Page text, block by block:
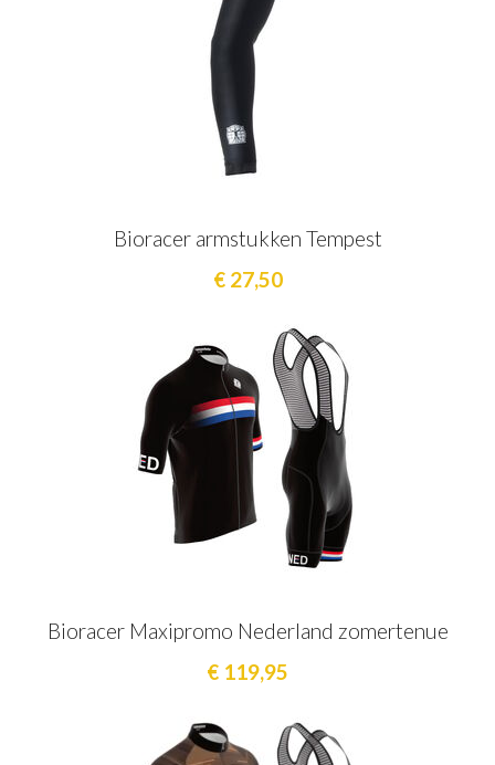
Bioracer armstukken Tempest
€ 27,50
Bioracer Maxipromo Nederland zomertenue
€ 119,95